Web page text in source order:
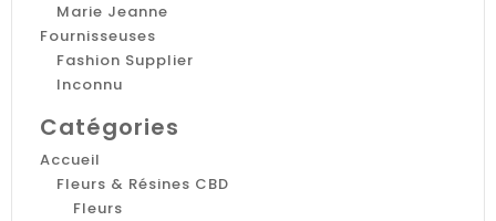
Marie Jeanne
Fournisseuses
Fashion Supplier
Inconnu
Catégories
Accueil
Fleurs & Résines CBD
Fleurs